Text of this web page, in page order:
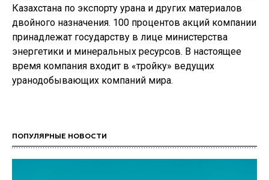
Казахстана по экспорту урана и других материалов
двойного назначения. 100 процентов акций компании
принадлежат государству в лице министерства
энергетики и минеральных ресурсов. В настоящее
время компания входит в «тройку» ведущих
уранодобывающих компаний мира.
ПОПУЛЯРНЫЕ НОВОСТИ